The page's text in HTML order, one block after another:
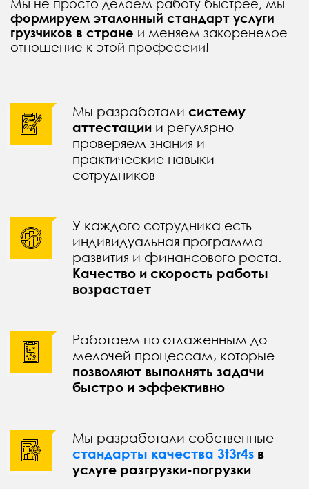
Мы не просто делаем работу быстрее, мы
формируем эталонный стандарт услуги
грузчиков в стране и меняем закоренелое
отношение к этой профессии!
Мы разработали систему
аттестации и регулярно
проверяем знания и
практические навыки
сотрудников
У каждого сотрудника есть
индивидуальная программа
развития и финансового роста.
Качество и скорость работы
возрастает
Работаем по отлаженным до
мелочей процессам, которые
позволяют выполнять задачи
быстро и эффективно
Мы разработали собственные
стандарты качества 3t3r4s в
услуге разгрузки-погрузки